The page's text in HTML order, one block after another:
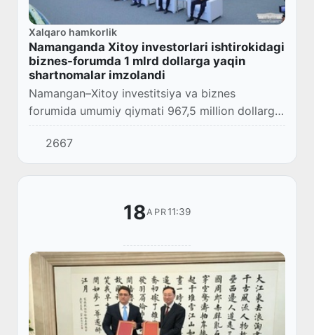
Xalqaro hamkorlik
Namanganda Xitoy investorlari ishtirokidagi
biznes-forumda 1 mlrd dollarga yaqin
shartnomalar imzolandi
Namangan–Xitoy investitsiya va biznes
forumida umumiy qiymati 967,5 million dollarga
teng 30 ga yaqin shartnoma imzolandi.
2667
18APR11:39